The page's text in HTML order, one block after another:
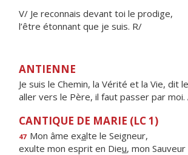
V/ Je reconnais devant toi le prodige,
l’être étonnant que je suis. R/
ANTIENNE
Je suis le Chemin, la Vérité et la Vie, dit
aller vers le Père, il faut passer par moi.
CANTIQUE DE MARIE (LC 1)
47 Mon âme exalte le Seigneur,
exulte mon esprit en Dieu, mon Sauveur